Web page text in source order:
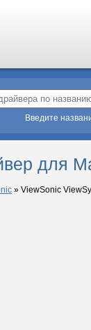
Введите
для
» ViewSonic